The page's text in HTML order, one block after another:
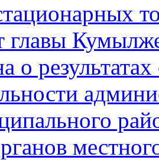
главы
о